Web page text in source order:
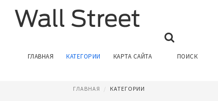
ГЛАВНАЯ КАТЕГОРИИ КАРТА САЙТА ПОИСК
КРИЗИС 2008
ГЛАВНАЯ КАТЕГОРИИ